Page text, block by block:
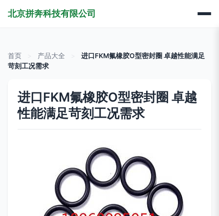
北京拼奔科技有限公司
首页 产品大全
进口FKM氟橡胶O型密封圈 卓越性能满足
苛刻工况需求
进口FKM氟橡胶O型密封圈 卓越
性能满足苛刻工况需求